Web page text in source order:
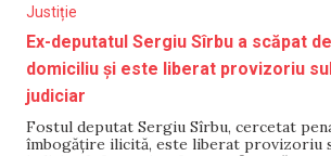
Justiție
Ex-deputatul Sergiu Sîrbu a scăpat
domiciliu și este liberat provizoriu
judiciar
Fostul deputat Sergiu Sîrbu, cercetat
îmbogățire ilicită, este liberat provizoriu